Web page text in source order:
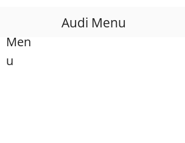
Audi
Men
u
Audi Menu